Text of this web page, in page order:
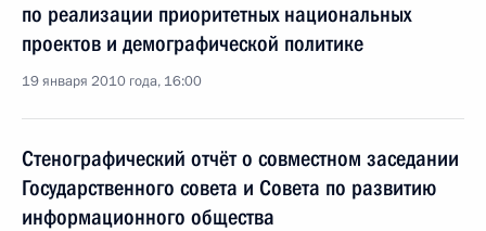
по реализации приоритетных национальных
проектов и демографической политике
19 января 2010 года, 16:00
Стенографический отчёт о совместном заседании
Государственного совета и Совета по развитию
информационного общества